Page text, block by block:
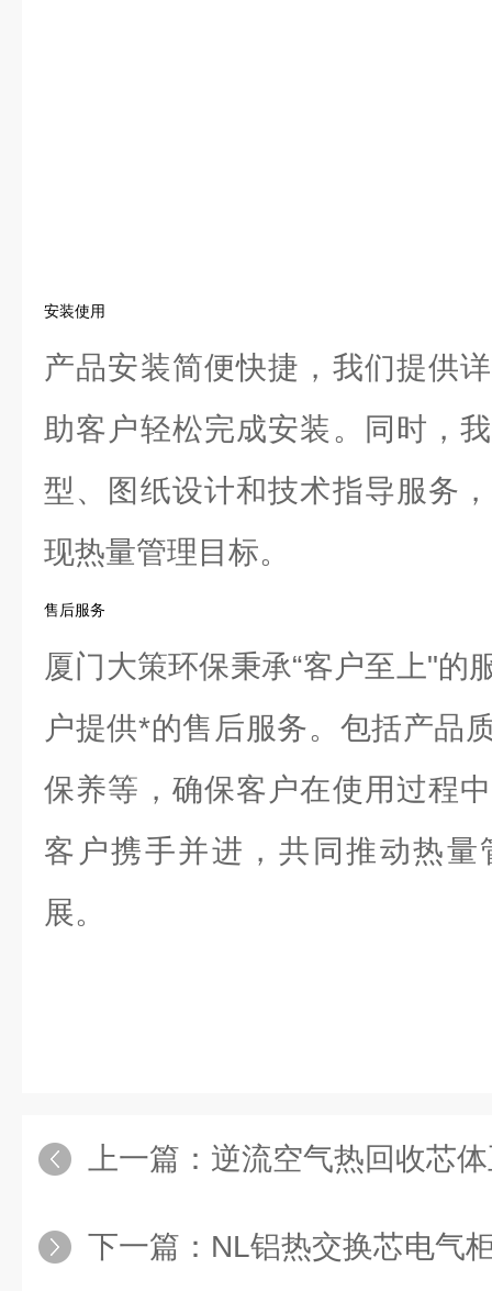
安装使用
产品安装简便快捷，我们提供
助客户轻松完成安装。同时，
型、图纸设计和技术指导服务
现热量管理目标。
售后服务
厦门大策环保秉承“客户至上"的
户提供*的售后服务。包括产品
保养等，确保客户在使用过程
客户携手并进，共同推动热
展。
上一篇： 逆流空气热回收芯
下一篇： NL铝热交换芯电气柜电